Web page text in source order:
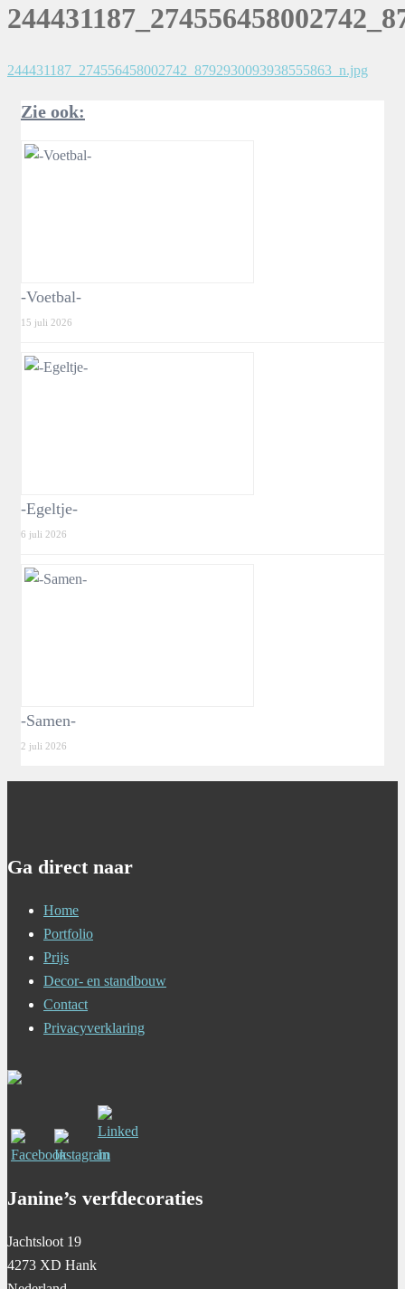
244431187_274556458002742_8792930093938555863_n.jpg
Zie ook:
-Voetbal-
15 juli 2026
-Egeltje-
6 juli 2026
-Samen-
2 juli 2026
Ga direct naar
Home
Portfolio
Prijs
Decor- en standbouw
Contact
Privacyverklaring
Janine’s verfdecoraties
Jachtsloot 19
4273 XD Hank